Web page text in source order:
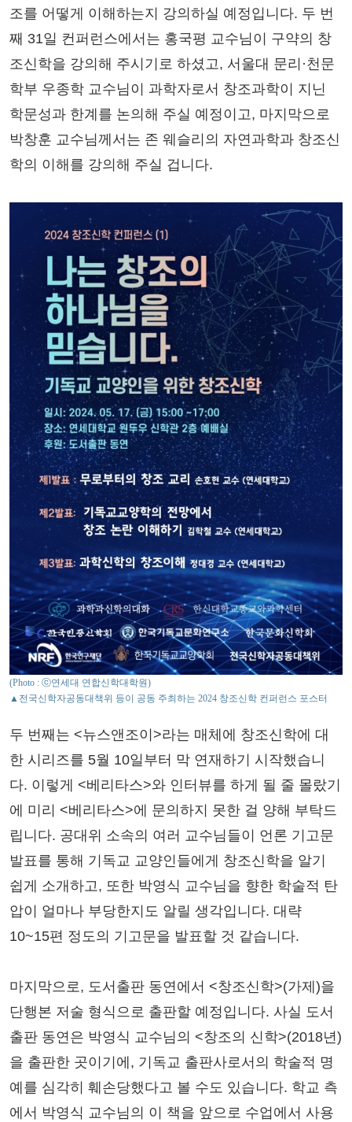
조를 어떻게 이해하는지 강의하실 예정입니다. 두 번
째 31일 컨퍼런스에서는 홍국평 교수님이 구약의 창
조신학을 강의해 주시기로 하셨고, 서울대 문리·천문
학부 우종학 교수님이 과학자로서 창조과학이 지닌
학문성과 한계를 논의해 주실 예정이고, 마지막으로
박창훈 교수님께서는 존 웨슬리의 자연과학과 창조신
학의 이해를 강의해 주실 겁니다.
(Photo : ⓒ연세대 연합신학대학원)
▲전국신학자공동대책위 등이 공동 주최하는 2024 창조신학 컨퍼런스 포스터
두 번째는 <뉴스앤조이>라는 매체에 창조신학에 대
한 시리즈를 5월 10일부터 막 연재하기 시작했습니
다. 이렇게 <베리타스>와 인터뷰를 하게 될 줄 몰랐기
에 미리 <베리타스>에 문의하지 못한 걸 양해 부탁드
립니다. 공대위 소속의 여러 교수님들이 언론 기고문
발표를 통해 기독교 교양인들에게 창조신학을 알기
쉽게 소개하고, 또한 박영식 교수님을 향한 학술적 탄
압이 얼마나 부당한지도 알릴 생각입니다. 대략
10~15편 정도의 기고문을 발표할 것 같습니다.
마지막으로, 도서출판 동연에서 <창조신학>(가제)을
단행본 저술 형식으로 출판할 예정입니다. 사실 도서
출판 동연은 박영식 교수님의 <창조의 신학>(2018년)
을 출판한 곳이기에, 기독교 출판사로서의 학술적 명
예를 심각히 훼손당했다고 볼 수도 있습니다. 학교 측
에서 박영식 교수님의 이 책을 앞으로 수업에서 사용